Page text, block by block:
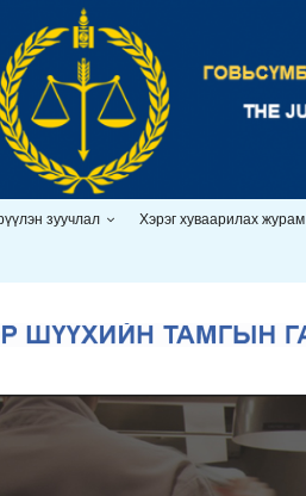
зуучлал Хэрэг хуваарилах журам